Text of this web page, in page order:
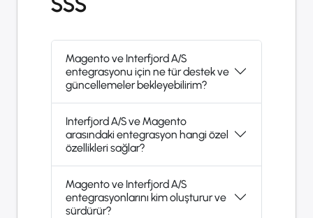
Magento ve Interfjord A/S
entegrasyonu için ne tür destek ve
güncellemeler bekleyebilirim?
Interfjord A/S ve Magento
arasındaki entegrasyon hangi özel
özellikleri sağlar?
Magento ve Interfjord A/S
entegrasyonlarını kim oluşturur ve
sürdürür?